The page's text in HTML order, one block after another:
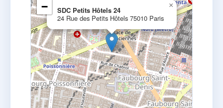
SDC Petits Hôtels 24
24 Rue des Petits Hôtels 75010 Paris
×
−